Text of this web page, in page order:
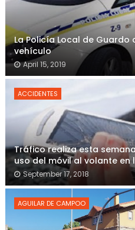
La Policía Local de
vehículo
April 15, 2019
ACCIDENTES
Tráfico realiza esta
uso del móvil al volante en
September 17, 2018
AGUILAR DE CAMPOO